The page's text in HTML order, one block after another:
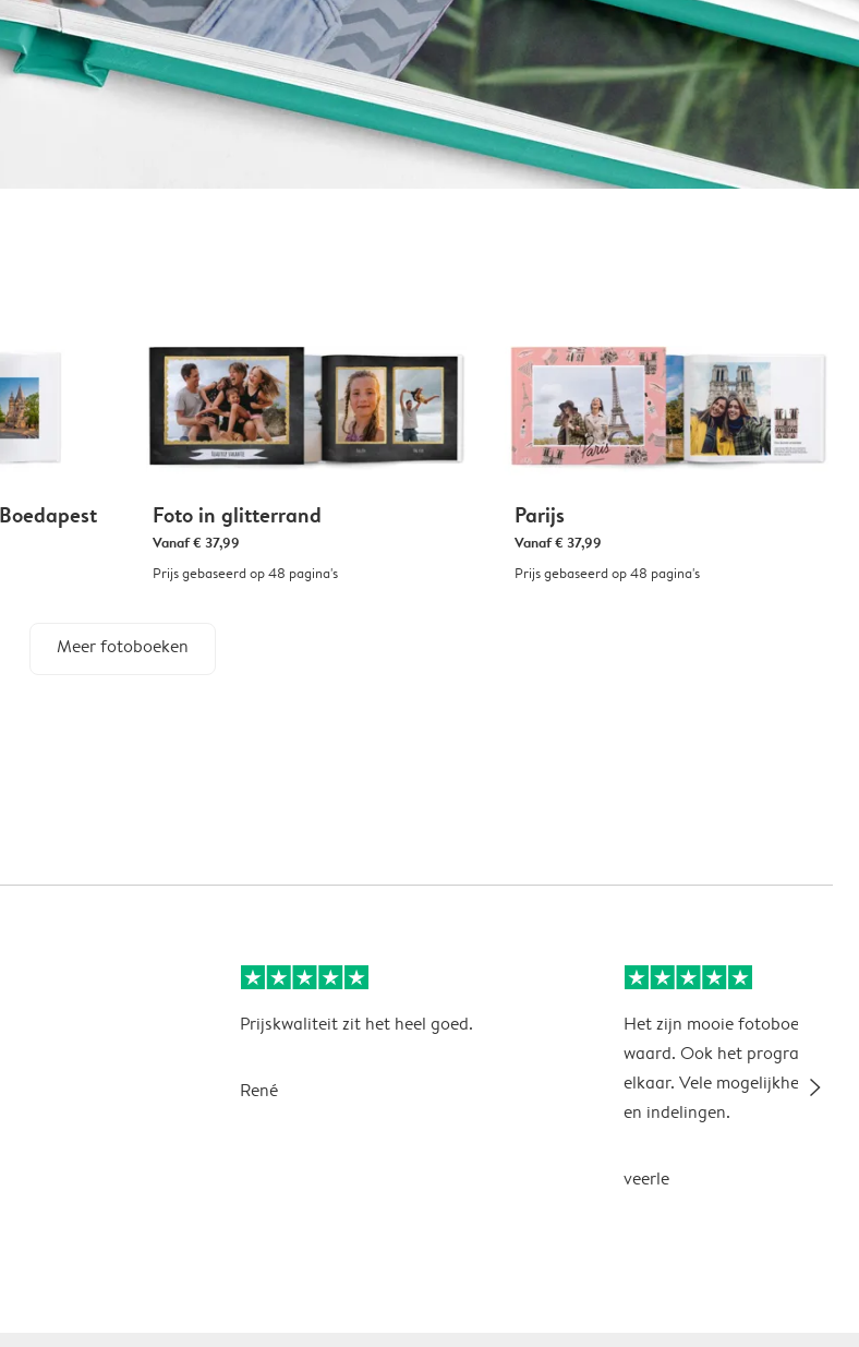
Foto in glitterrand
Vanaf€ 37,99
Prijs gebaseerd op 48 pagina's
Parijs
Vanaf€ 37,99
Prijs gebaseerd op 48 pagina's
Meer fotoboeken
Prijskwaliteit zit het heel goed.
René
Het zijn mooie fotoboeken,
waard. Ook het programma
elkaar. Vele mogelijkheden,
en indelingen.
veerle
slim_arrow_right